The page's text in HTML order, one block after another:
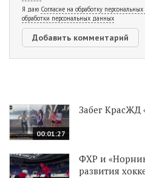
Я даю Согласие на обработку
обработки персональных данных
00:01:27
Забег КрасЖД
ФХР и
развития